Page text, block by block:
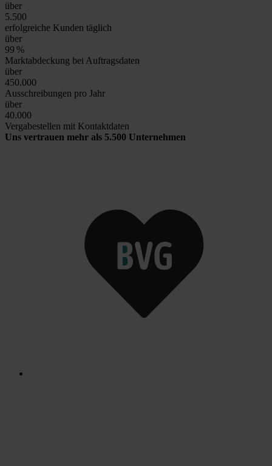
über
5.500
erfolgreiche Kunden täglich
über
99 %
Marktabdeckung bei Auftragsdaten
über
450.000
Ausschreibungen pro Jahr
über
40.000
Vergabestellen mit Kontaktdaten
Uns vertrauen mehr als 5.500 Unternehmen